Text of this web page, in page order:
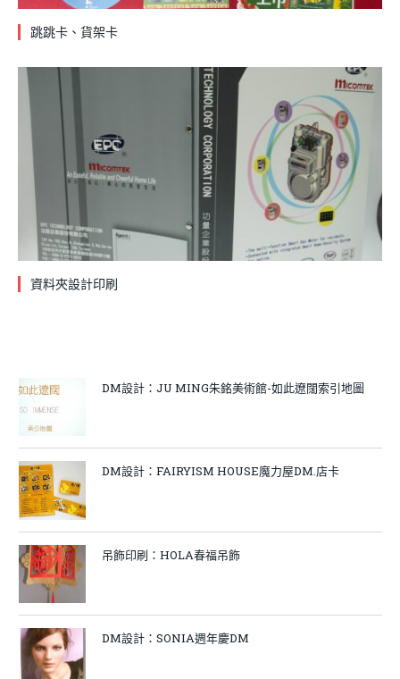
跳跳卡、貨架卡
資料夾設計印刷
DM設計：JU MING朱銘美術館-如此遼闊索引地圖
DM設計：FAIRYISM HOUSE魔力屋DM.店卡
吊飾印刷：HOLA春福吊飾
DM設計：SONIA週年慶DM